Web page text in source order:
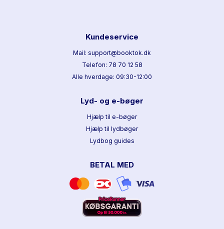
Kundeservice
Mail: support@booktok.dk
Telefon: 78 70 12 58
Alle hverdage: 09:30-12:00
Lyd- og e-bøger
Hjælp til e-bøger
Hjælp til lydbøger
Lydbog guides
BETAL MED